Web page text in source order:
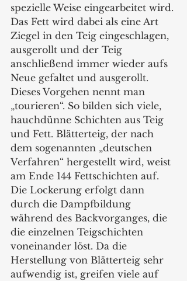
spezielle Weise eingearbeitet wird.
Das Fett wird dabei als eine Art
Ziegel in den Teig eingeschlagen,
ausgerollt und der Teig
anschließend immer wieder aufs
Neue gefaltet und ausgerollt.
Dieses Vorgehen nennt man
„tourieren“. So bilden sich viele,
hauchdünne Schichten aus Teig
und Fett. Blätterteig, der nach
dem sogenannten „deutschen
Verfahren“ hergestellt wird, weist
am Ende 144 Fettschichten auf.
Die Lockerung erfolgt dann
durch die Dampfbildung
während des Backvorganges, die
die einzelnen Teigschichten
voneinander löst. Da die
Herstellung von Blätterteig sehr
aufwendig ist, greifen viele auf